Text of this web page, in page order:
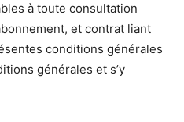
à toute consultation
et contrat liant
conditions générales
générales et s’y